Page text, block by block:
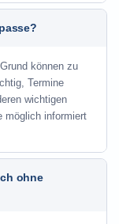
können zu
Termine
wichtigen
möglich informiert
ohne